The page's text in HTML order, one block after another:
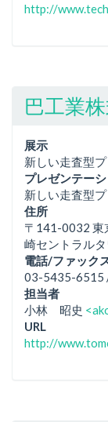
http://
巴工業
展示
新しい走査型
プレゼンテー
新しい走査型
住所
〒141-0032 東
崎セントラル
電話/ファック
03-5435-6515
担当者
小林 昭史
URL
http://